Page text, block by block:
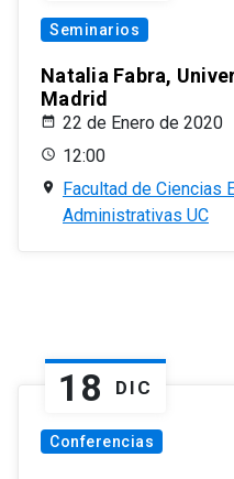
Seminarios
Natalia Fabra,
Madrid
22 de Enero de 2020
12:00
Facultad de Ciencias
Administrativas UC
18 DIC
Conferencias